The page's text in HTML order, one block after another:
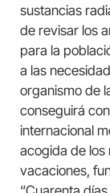
sustancias
de revisar los
para la
a las
organismo de
conseguirá
internacional
acogida de los
vacaciones,